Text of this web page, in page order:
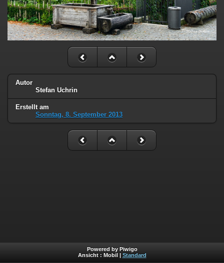
Autor
Stefan Uchrin
Erstellt am
Sonntag, 8. September 2013
Powered by Piwigo
Ansicht : Mobil Standard